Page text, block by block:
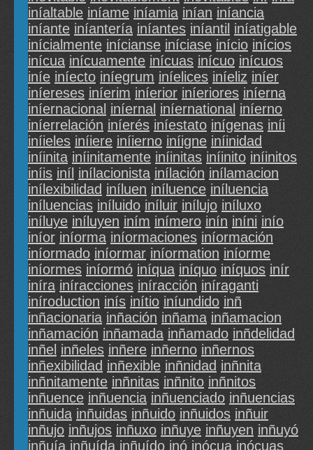
iníaltable iníame iníamia inían iníancia
iníante iníantería iníantes iníantil iníatigable
inícialmente inícianse iníciase início inícios
inícua inícuamente inícuas inícuo inícuos
iníe iníecto iníegrum iníelices iníeliz iníer
iníereses iníerim iníerior iníeriores iníerna
iníernacional iníernal iníernational iníerno
iníerrelación iníerés iníestato inígenas iníi
iníieles iníiere iníierno iníigne iníinidad
iníinita iníinitamente iníinitas iníinito iníinitos
iníis iníl inílacionista inílación inílamacion
inílexibilidad iníluen iníluence iníluencia
iníluencias iníluido iníluir inílujo iníluxo
iníluye iníluyen iním inímero inín iníni inío
iníor iníorma iníormaciones iníormación
iníormado iníormar iníormation iníorme
iníormes iníormó iníqua iníquo iníquos inír
iníra iníracciones iníracción iníraganti
iníroduction inís inítio iníundido inñ
inñacionaria inñación inñama inñamacion
inñamación inñamada inñamado inñdelidad
inñel inñeles inñere inñerno inñernos
inñexibilidad inñexible inñnidad inñnita
inñnitamente inñnitas inñnito inñnitos
inñuence inñuencia inñuenciado inñuencias
inñuida inñuidas inñuido inñuidos inñuir
inñujo inñujos inñuxo inñuye inñuyen inñuyó
inñuía inñuída inñuído inó inócua inócuas